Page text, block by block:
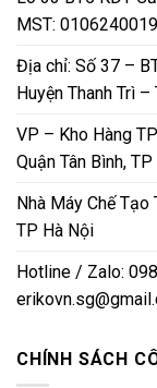
MST: 0106240019
Địa chỉ: Số 37 –
Huyện Thanh Trì
VP – Kho Hàng
Quận Tân Bình,
Nhà Máy Chế Tạo
TP Hà Nội
Hotline / Zalo:
CHÍNH SÁCH